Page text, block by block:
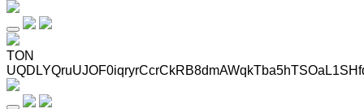
TON